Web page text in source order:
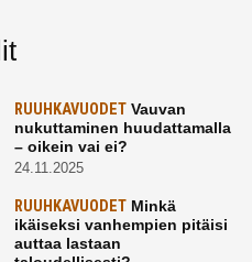
RUUHKAVUODETVauvan
nukuttaminen huudattamalla
– oikein vai ei?
24.11.2025
RUUHKAVUODETMinkä
ikäiseksi vanhempien pitäisi
auttaa lastaan